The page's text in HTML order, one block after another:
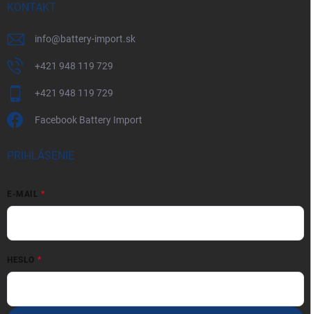
KONTAKT
info@battery-import.sk
+421 948 119 729
+421 948 119 729
Facebook Battery Import
PRIHLÁSENIE
E-MAIL
HESLO